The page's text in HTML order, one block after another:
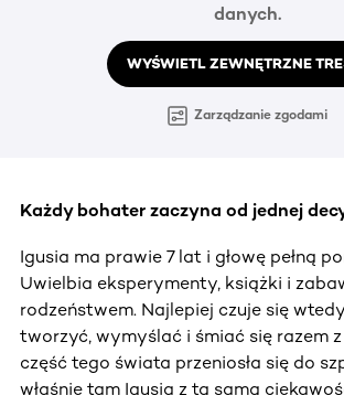
danych.
WYŚWIETL ZEWNĘTRZNE
Zarządzanie zgodami
Każdy bohater zaczyna od jednej
Igusia ma prawie 7 lat i głowę pełną
Uwielbia eksperymenty, książki i
rodzeństwem. Najlepiej czuje się
tworzyć, wymyślać i śmiać się razem
część tego świata przeniosła się do
właśnie tam Igusia z tą samą